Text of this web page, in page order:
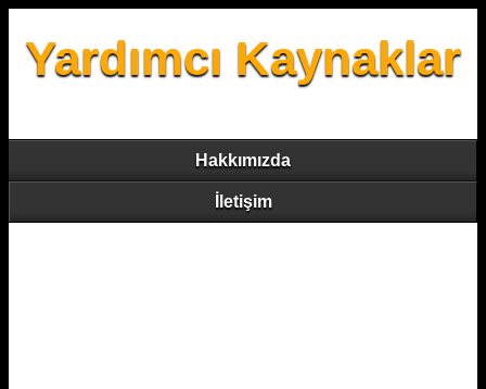
Yardımcı Kaynaklar
Hakkımızda
İletişim